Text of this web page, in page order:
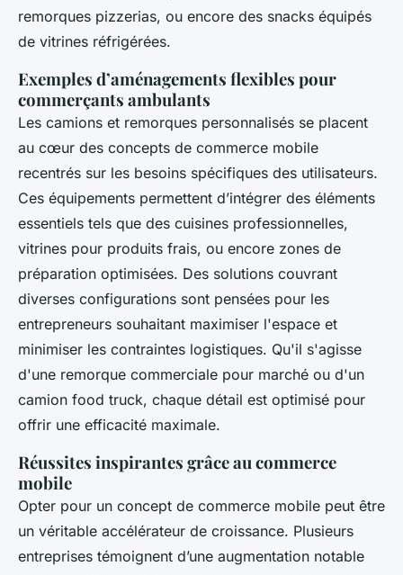
remorques pizzerias, ou encore des snacks équipés
de vitrines réfrigérées.
Exemples d’aménagements flexibles pour
commerçants ambulants
Les camions et remorques personnalisés se placent
au cœur des concepts de commerce mobile
recentrés sur les besoins spécifiques des utilisateurs.
Ces équipements permettent d’intégrer des éléments
essentiels tels que des cuisines professionnelles,
vitrines pour produits frais, ou encore zones de
préparation optimisées. Des solutions couvrant
diverses configurations sont pensées pour les
entrepreneurs souhaitant maximiser l'espace et
minimiser les contraintes logistiques. Qu'il s'agisse
d'une remorque commerciale pour marché ou d'un
camion food truck, chaque détail est optimisé pour
offrir une efficacité maximale.
Réussites inspirantes grâce au commerce
mobile
Opter pour un concept de commerce mobile peut être
un véritable accélérateur de croissance. Plusieurs
entreprises témoignent d’une augmentation notable